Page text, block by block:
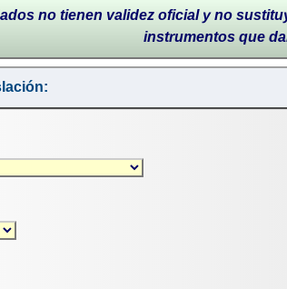
no tienen validez oficial y no
instrumentos que